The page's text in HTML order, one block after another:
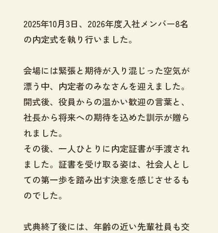
2025年10月3日、2026年度入社メンバー8名
の内定式を執り行いました。
会場には緊張と期待が入り混じった空気が
漂う中、内定者のみなさんを迎えました。
開式後、役員からの温かい歓迎の言葉と、
社長から将来への期待を込めた訓示が贈ら
れました。
その後、一人ひとりに内定証書が手渡され
ました。証書を受け取る姿は、社会人とし
ての第一歩を踏み出す決意を感じさせるも
のでした。
式典終了後には、年齢の近い先輩社員も交